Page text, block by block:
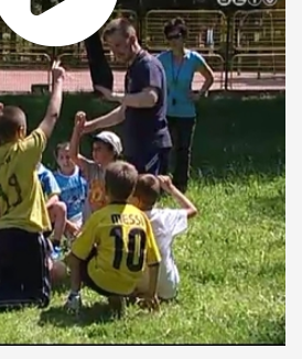
után az alsó tagozatos diákok
át a Sportligetbe. A
kezdődtek meg a
egyénileg is nevezhetettek 30 és 60
4x100 méteres
teljesítményüket.
sportolnak valamit,
ez hozzátartozik az
már régóta űzöm, a futás meg
tartja a formámat."